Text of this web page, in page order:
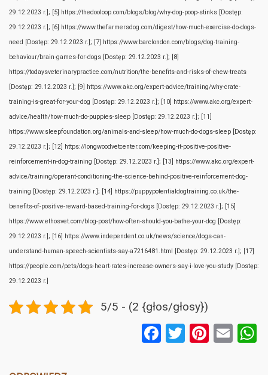
29.12.2023 r.]; [5] https://thedooloop.com/blogs/blog/why-dog-poop-stinks [Dostęp:
29.12.2023 r.]; [6] https://www.thefarmersdog.com/digest/how-much-exercise-do-dogs-
need [Dostęp: 29.12.2023 r.]; [7] https://www.barclondon.com/blogs/dog-training-
behaviour/brain-games-for-dogs [Dostęp: 29.12.2023 r.]; [8]
https://todaysveterinarypractice.com/nutrition/the-benefits-and-risks-of-chew-treats
[Dostęp: 29.12.2023 r.]; [9] https://www.akc.org/expert-advice/training/why-crate-
training-is-great-for-your-dog [Dostęp: 29.12.2023 r.]; [10] https://www.akc.org/expert-
advice/health/how-much-do-puppies-sleep [Dostęp: 29.12.2023 r.]; [11]
https://www.sleepfoundation.org/animals-and-sleep/how-much-do-dogs-sleep [Dostęp:
29.12.2023 r.]; [12] https://longwoodvetcenter.com/keeping-it-positive-positive-
reinforcement-in-dog-training [Dostęp: 29.12.2023 r.]; [13] https://www.akc.org/expert-
advice/training/operant-conditioning-the-science-behind-positive-reinforcement-dog-
training [Dostęp: 29.12.2023 r.]; [14] https://puppypotentialdogtraining.co.uk/the-
benefits-of-positive-reward-based-training-for-dogs [Dostęp: 29.12.2023 r.]; [15]
https://www.ethosvet.com/blog-post/how-often-should-you-bathe-your-dog [Dostęp:
29.12.2023 r.]; [16] https://www.independent.co.uk/news/science/dogs-can-
understand-human-speech-scientists-say-a7216481.html [Dostęp: 29.12.2023 r.]; [17]
https://people.com/pets/dogs-heart-rates-increase-owners-say-i-love-you-study [Dostęp:
29.12.2023 r.]
5/5 - (2 {głos/głosy})
F T Pi E